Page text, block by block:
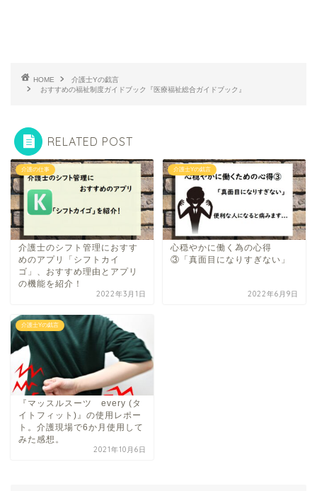
HOME
介護士Yの戯言
おすすめの福祉制度ガイドブック『医療福祉総合ガイドブック』
RELATED POST
介護の仕事
介護士のシフト管理におすす
めのアプリ「シフトカイ
ゴ」、おすすめ理由とアプリ
の機能を紹介！
2022年3月1日
介護士Yの戯言
心穏やかに働く為の心得
③「真面目になりすぎない」
2022年6月9日
介護士Yの戯言
『マッスルスーツ every (タ
イトフィット)』の使用レポー
ト。介護現場で6か月使用して
みた感想。
2021年10月6日